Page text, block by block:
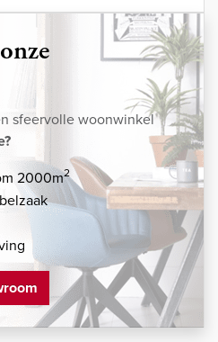
sfeervolle woonwinkel
2000m2